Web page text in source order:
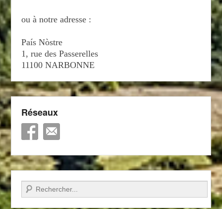
ou à notre adresse :
País Nòstre
1, rue des Passerelles
11100 NARBONNE
Réseaux
Recherche